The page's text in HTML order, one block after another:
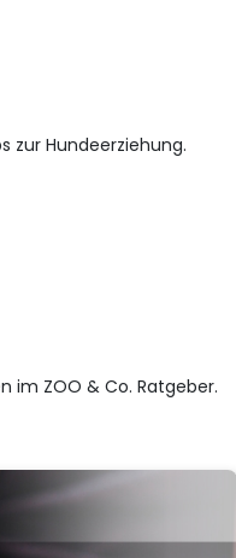
zur Hundeerziehung.
im ZOO & Co. Ratgeber.